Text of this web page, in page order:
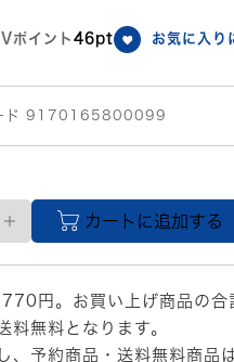
ポイント 46pt お気に入り
ド 9170165800099
27.0cm】
カートに追加する
円。お買い上げ商品の
料無料となります。
、予約商品・送料無料商品